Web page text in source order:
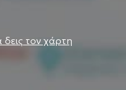
δεις τον χάρτη